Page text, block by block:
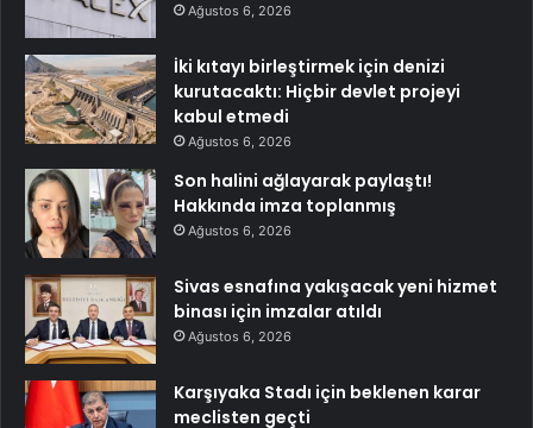
Ağustos 6, 2026
İki kıtayı birleştirmek için denizi
kurutacaktı: Hiçbir devlet projeyi
kabul etmedi
Ağustos 6, 2026
Son halini ağlayarak paylaştı!
Hakkında imza toplanmış
Ağustos 6, 2026
Sivas esnafına yakışacak yeni hizmet
binası için imzalar atıldı
Ağustos 6, 2026
Karşıyaka Stadı için beklenen karar
meclisten geçti